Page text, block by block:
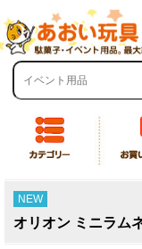
NEW
オリオン ミニラム